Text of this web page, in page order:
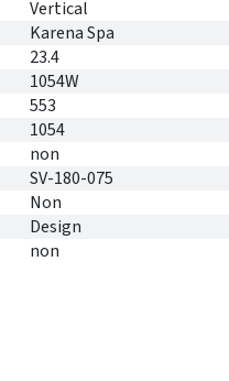
Vertical
Karena Spa
23.4
1054W
553
1054
non
SV-180-075
Non
Design
non